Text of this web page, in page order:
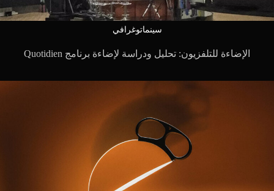
سينماتوغرافي
الإضاءة للتلفزيون: تحليل ودراسة لإضاءة برنامج Quotidien